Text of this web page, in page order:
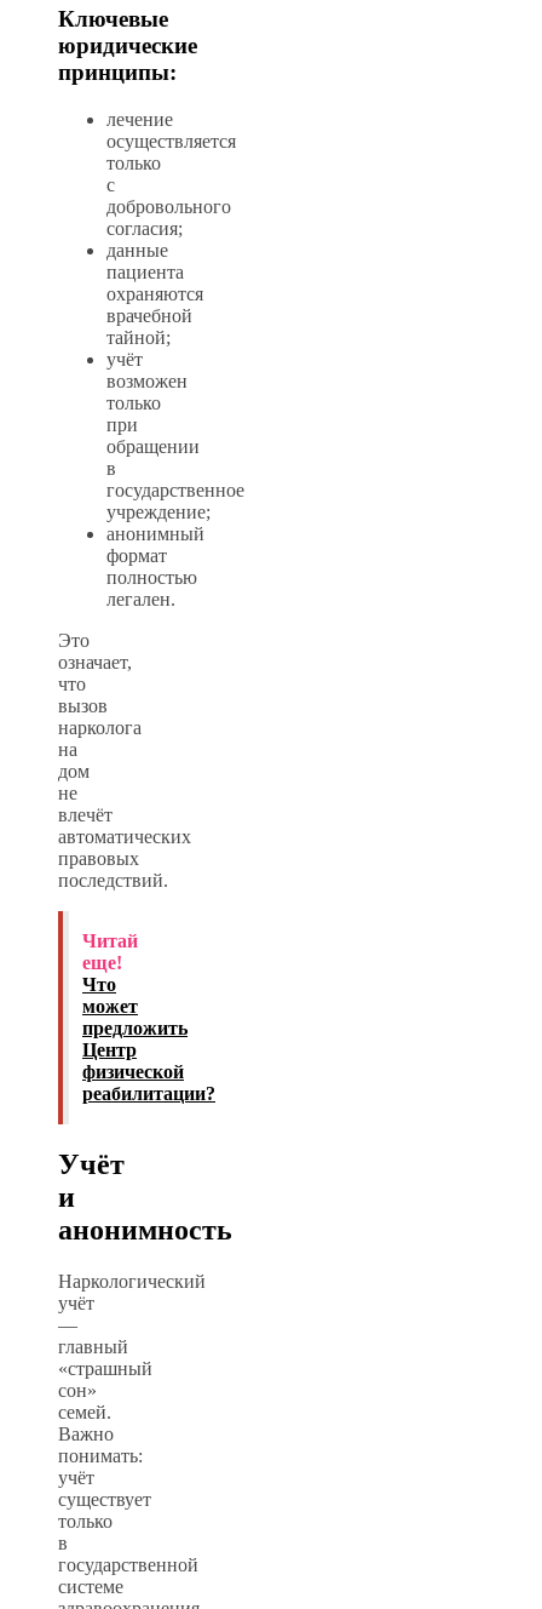
Ключевые
юридические
принципы:
лечение
осуществляется
только
с
добровольного
согласия;
данные
пациента
охраняются
врачебной
тайной;
учёт
возможен
только
при
обращении
в
государственное
учреждение;
анонимный
формат
полностью
легален.
Это
означает,
что
вызов
нарколога
на
дом
не
влечёт
автоматических
правовых
последствий.
Читай
еще!
Что
может
предложить
Центр
физической
реабилитации?
Учёт
и
анонимность
Наркологический
учёт
—
главный
«страшный
сон»
семей.
Важно
понимать:
учёт
существует
только
в
государственной
системе